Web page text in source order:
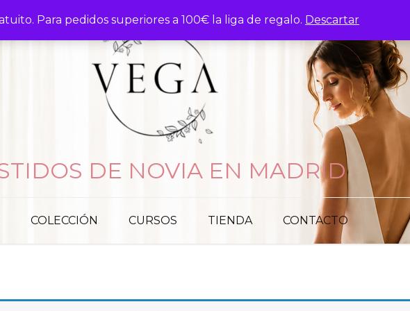
Para pedidos superiores a 100€ la liga de regalo. Descartar
DE NOVIA EN MADRID
COLECCIÓN CURSOS TIENDA CONTACTO